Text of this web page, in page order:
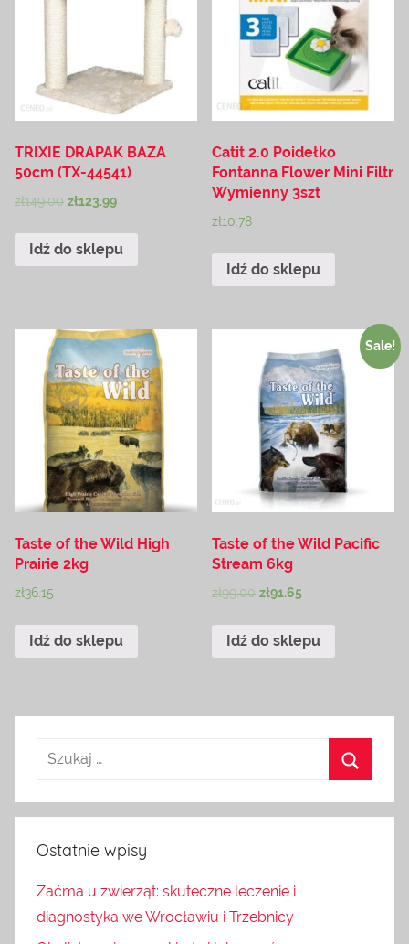
TRIXIE DRAPAK BAZA
50cm (TX-44541)
zł149.00 zł123.99
Idź do sklepu
Catit 2.0 Poidełko
Fontanna Flower Mini Filtr
Wymienny 3szt
zł10.78
Idź do sklepu
Taste of the Wild High
Prairie 2kg
zł36.15
Idź do sklepu
Sale!
Taste of the Wild Pacific
Stream 6kg
zł99.00 zł91.65
Idź do sklepu
Ostatnie wpisy
Zaćma u zwierząt: skuteczne leczenie i
diagnostyka we Wrocławiu i Trzebnicy